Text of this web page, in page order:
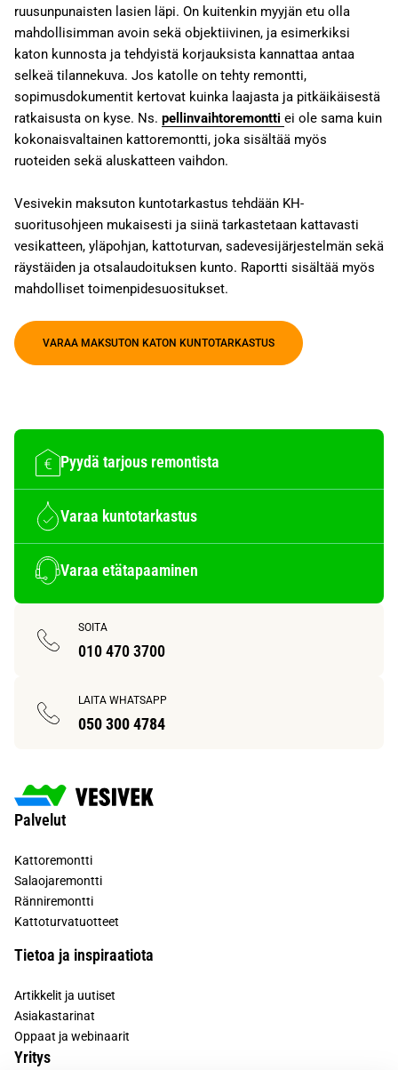
ruusunpunaisten lasien läpi. On kuitenkin myyjän etu olla
mahdollisimman avoin sekä objektiivinen, ja esimerkiksi
katon kunnosta ja tehdyistä korjauksista kannattaa antaa
selkeä tilannekuva. Jos katolle on tehty remontti,
sopimusdokumentit kertovat kuinka laajasta ja pitkäikäisestä
ratkaisusta on kyse. Ns. pellinvaihtoremontti ei ole sama kuin
kokonaisvaltainen kattoremontti, joka sisältää myös
ruoteiden sekä aluskatteen vaihdon.
Vesivekin maksuton kuntotarkastus tehdään KH-
suoritusohjeen mukaisesti ja siinä tarkastetaan kattavasti
vesikatteen, yläpohjan, kattoturvan, sadevesijärjestelmän sekä
räystäiden ja otsalaudoituksen kunto. Raportti sisältää myös
mahdolliset toimenpidesuositukset.
VARAA MAKSUTON KATON KUNTOTARKASTUS
Pyydä tarjous remontista
Varaa kuntotarkastus
Varaa etätapaaminen
SOITA
010 470 3700
LAITA WHATSAPP
050 300 4784
Palvelut
Kattoremontti
Salaojaremontti
Ränniremontti
Kattoturvatuotteet
Tietoa ja inspiraatiota
Artikkelit ja uutiset
Asiakastarinat
Oppaat ja webinaarit
Yritys